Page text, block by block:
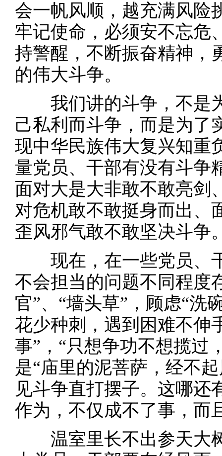
会一帆风顺，越充满风险
牢记使命，必须安不忘危
持警醒，不断振奋精神，
的伟大斗争。
我们讲的斗争，不是
己私利而斗争，而是为了
现中华民族伟大复兴知重
量党员、干部有没有斗争
面对大是大非敢不敢亮剑
对危机敢不敢挺身而出、
歪风邪气敢不敢坚决斗争
现在，在一些党员、
不会担当的问题不同程度
官”、“墙头草”，顾虑“洗
花少种刺，遇到困难不伸
事”，“只想争功不想揽过
是“庙里的泥菩萨，经不
见斗争直打摆子。这哪还
作为，不仅成不了事，而
温室里长不出参天大